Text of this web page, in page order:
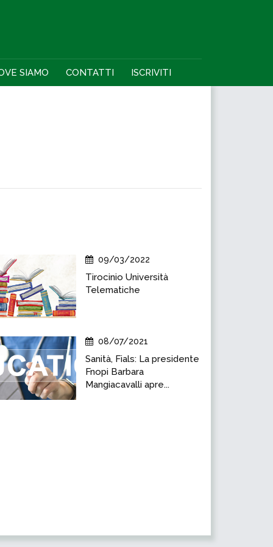
SIAMO CONTATTI ISCRIVITI
09/03/2022
Tirocinio Università
Telematiche
08/07/2021
Sanità, Fials: La presidente
Fnopi Barbara
Mangiacavalli apre...